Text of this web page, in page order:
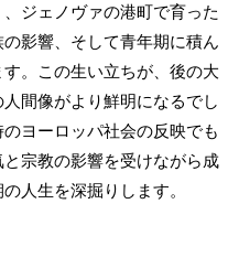
ジェノヴァの港町で育った
影響、そして青年期に積ん
。この生い立ちが、後の大
間像がより鮮明になるでし
ヨーロッパ社会の反映でも
宗教の影響を受けながら成
人生を深掘りします。